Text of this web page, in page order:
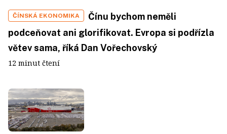
ČÍNSKÁ EKONOMIKA
Čínu bychom neměli
podceňovat ani glorifikovat. Evropa si podřízla
větev sama, říká Dan Vořechovský
12 minut čtení